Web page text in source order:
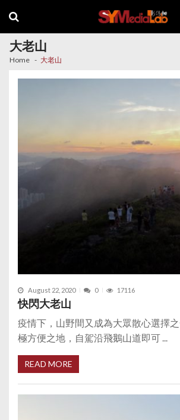
navigation
content
大老山
Home 大老山
August 22, 2020 0 17116
快閃大老山
疫情下，山野間又成為大眾散心選擇
極方便之地，自駕沿飛鵝山道即可 ...
READ MORE